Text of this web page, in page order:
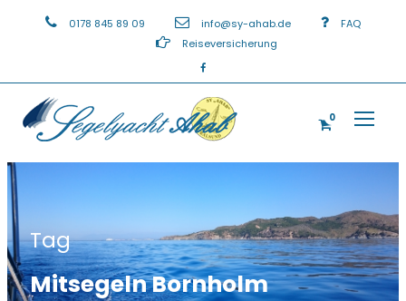
0178 845 89 09 info@sy-ahab.de
FAQ
Reiseversicherung
0
Tag
Mitsegeln Bornholm